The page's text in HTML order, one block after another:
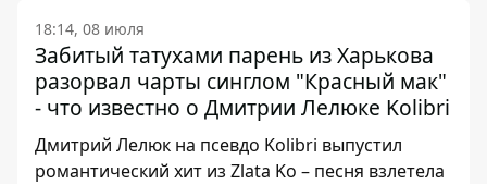
18:14, 08 июля
Забитый татухами парень из Харькова
разорвал чарты синглом "Красный мак"
- что известно о Дмитрии Лелюке Kolibri
Дмитрий Лелюк на псевдо Kolibri выпустил
романтический хит из Zlata Ko – песня взлетела